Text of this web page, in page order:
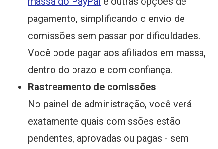
pagamento, simplificando o envio de
comissões sem passar por dificuldades.
Você pode pagar aos afiliados em massa,
dentro do prazo e com confiança.
Rastreamento de comissões
No painel de administração, você verá
exatamente quais comissões estão
pendentes, aprovadas ou pagas - sem